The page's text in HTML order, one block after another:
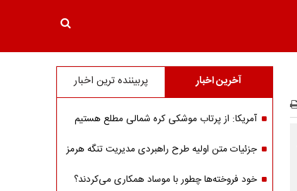
آخرین اخبار پربیننده ترین اخبار
آمریکا: از پرتاب موشکی کره شمالی مطلع هستیم
جزئیات متن اولیه طرح راهبردی مدیریت تنگه هرمز
خود فروخته‌ها چطور با موساد همکاری می‌کردند؟